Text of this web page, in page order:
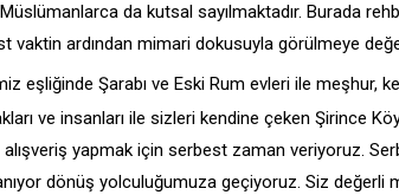
da kutsal sayılmaktadır. Burada
vaktin ardından mimari dokusuyla görülmeye
eşliğinde Şarabı ve Eski Rum evleri ile meşhur,
ve insanları ile sizleri kendine çeken Şirince
alışveriş yapmak için serbest zaman veriyoruz.
dönüş yolculuğumuza geçiyoruz. Siz değerli